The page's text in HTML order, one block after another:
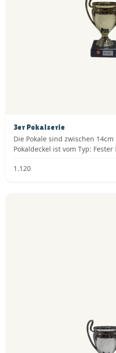
3er Pokalserie
Die Pokale sind zwischen
Pokaldeckel ist vom Typ:
1.120